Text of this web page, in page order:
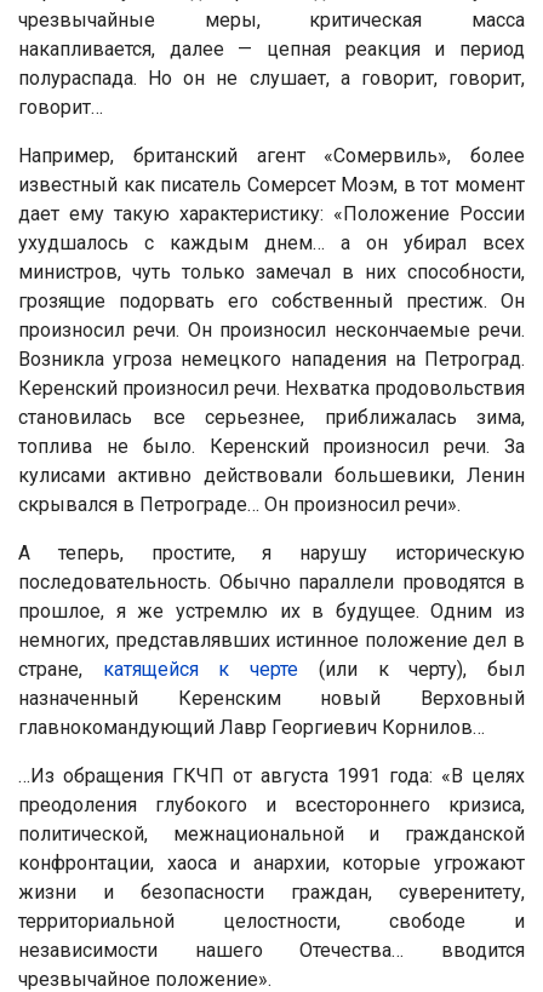
чрезвычайные меры, критическая масса
накапливается, далее — цепная реакция и период
полураспада. Но он не слушает, а говорит, говорит,
говорит…
Например, британский агент «Сомервиль», более
известный как писатель Сомерсет Моэм, в тот момент
дает ему такую характеристику: «Положение России
ухудшалось с каждым днем… а он убирал всех
министров, чуть только замечал в них способности,
грозящие подорвать его собственный престиж. Он
произносил речи. Он произносил нескончаемые речи.
Возникла угроза немецкого нападения на Петроград.
Керенский произносил речи. Нехватка продовольствия
становилась все серьезнее, приближалась зима,
топлива не было. Керенский произносил речи. За
кулисами активно действовали большевики, Ленин
скрывался в Петрограде… Он произносил речи».
А теперь, простите, я нарушу историческую
последовательность. Обычно параллели проводятся в
прошлое, я же устремлю их в будущее. Одним из
немногих, представлявших истинное положение дел в
стране, катящейся к черте (или к черту), был
назначенный Керенским новый Верховный
главнокомандующий Лавр Георгиевич Корнилов…
…Из обращения ГКЧП от августа 1991 года: «В целях
преодоления глубокого и всестороннего кризиса,
политической, межнациональной и гражданской
конфронтации, хаоса и анархии, которые угрожают
жизни и безопасности граждан, суверенитету,
территориальной целостности, свободе и
независимости нашего Отечества… вводится
чрезвычайное положение».